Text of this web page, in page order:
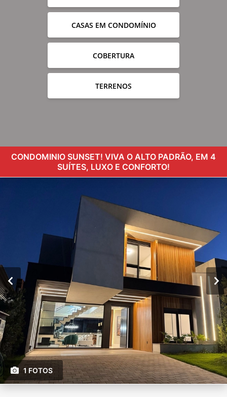
CASAS EM CONDOMÍNIO
COBERTURA
TERRENOS
CONDOMINIO SUNSET! VIVA O ALTO PADRÃO, EM 4
SUÍTES, LUXO E CONFORTO!
1 FOTOS